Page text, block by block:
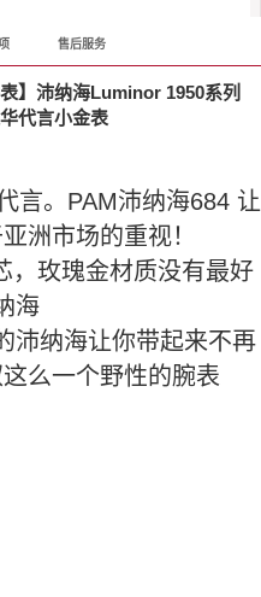
售后服务
】沛纳海Luminor 1950系列
代言小金表
言。PAM沛纳海684 让
洲市场的重视！
，玫瑰金材质没有最好
海
沛纳海让你带起来不再
么一个野性的腕表